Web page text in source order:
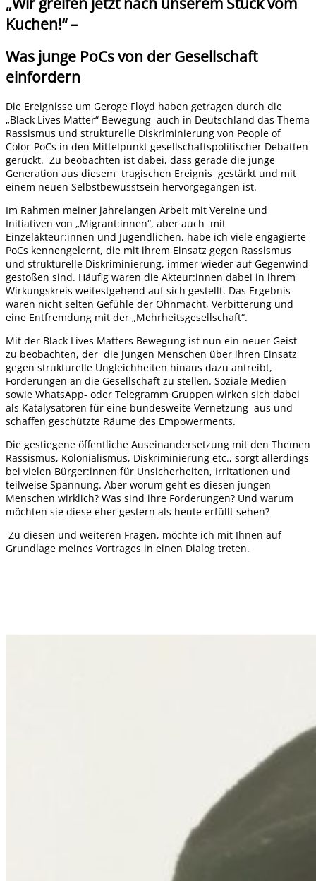
Kuchen!“ –
Was junge PoCs von der Gesellschaft
einfordern
Die Ereignisse um Geroge Floyd haben getragen durch die
„Black Lives Matter“ Bewegung auch in Deutschland das Thema
Rassismus und strukturelle Diskriminierung von People of
Color-PoCs in den Mittelpunkt gesellschaftspolitischer Debatten
gerückt. Zu beobachten ist dabei, dass gerade die junge
Generation aus diesem tragischen Ereignis gestärkt und mit
einem neuen Selbstbewusstsein hervorgegangen ist.
Im Rahmen meiner jahrelangen Arbeit mit Vereine und
Initiativen von „Migrant:innen“, aber auch mit
Einzelakteur:innen und Jugendlichen, habe ich viele engagierte
PoCs kennengelernt, die mit ihrem Einsatz gegen Rassismus
und strukturelle Diskriminierung, immer wieder auf Gegenwind
gestoßen sind. Häufig waren die Akteur:innen dabei in ihrem
Wirkungskreis weitestgehend auf sich gestellt. Das Ergebnis
waren nicht selten Gefühle der Ohnmacht, Verbitterung und
eine Entfremdung mit der „Mehrheitsgesellschaft“.
Mit der Black Lives Matters Bewegung ist nun ein neuer Geist
zu beobachten, der die jungen Menschen über ihren Einsatz
gegen strukturelle Ungleichheiten hinaus dazu antreibt,
Forderungen an die Gesellschaft zu stellen. Soziale Medien
sowie WhatsApp- oder Telegramm Gruppen wirken sich dabei
als Katalysatoren für eine bundesweite Vernetzung aus und
schaffen geschützte Räume des Empowerments.
Die gestiegene öffentliche Auseinandersetzung mit den Themen
Rassismus, Kolonialismus, Diskriminierung etc., sorgt allerdings
bei vielen Bürger:innen für Unsicherheiten, Irritationen und
teilweise Spannung. Aber worum geht es diesen jungen
Menschen wirklich? Was sind ihre Forderungen? Und warum
möchten sie diese eher gestern als heute erfüllt sehen?
Zu diesen und weiteren Fragen, möchte ich mit Ihnen auf
Grundlage meines Vortrages in einen Dialog treten.